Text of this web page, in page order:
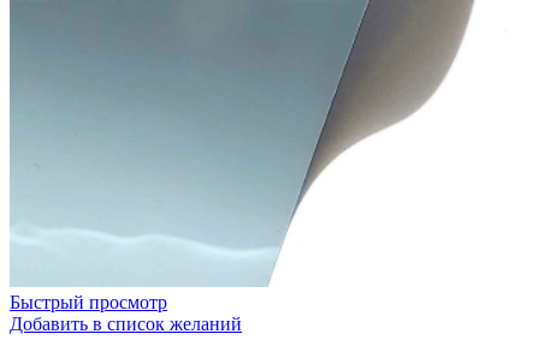
Быстрый просмотр
Добавить в список желаний